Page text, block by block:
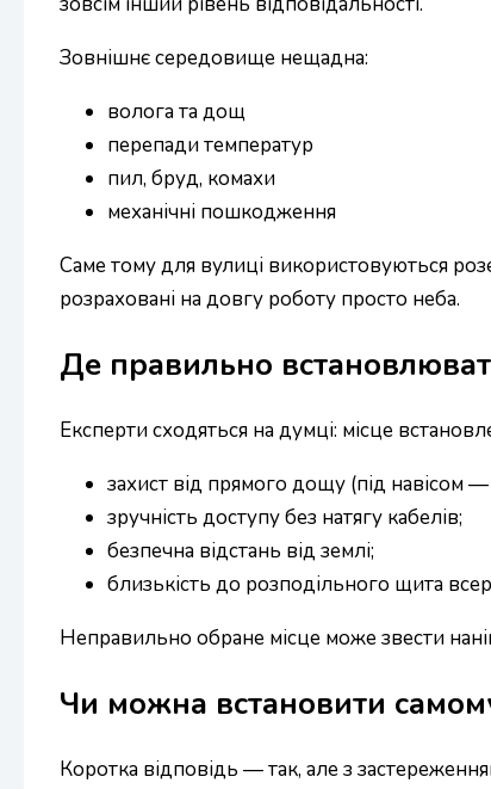
Зовнішнє середовище нещадна:
волога та дощ
перепади температур
пил, бруд, комахи
механічні пошкодження
Саме тому для вулиці використовуються
розраховані на довгу роботу просто неба.
Де правильно
Експерти сходяться на думці: місце
захист від прямого дощу (під навісом —
зручність доступу без натягу кабелів;
безпечна відстань від землі;
близькість до розподільного щита
Неправильно обране місце може звести
Чи можна встановити
Коротка відповідь — так, але з